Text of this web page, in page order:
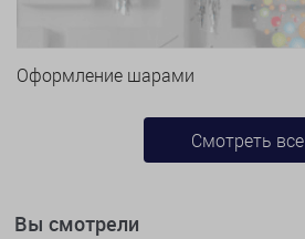
Оформление шарами
Смотреть все
Вы смотрели